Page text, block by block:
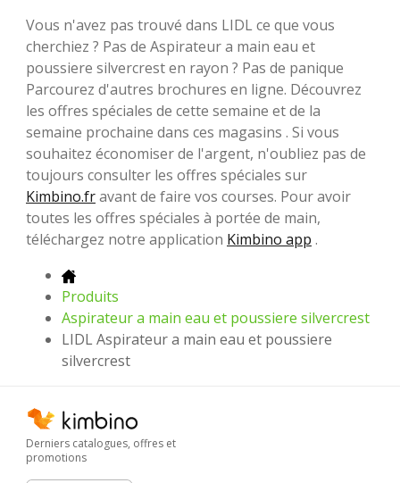
Vous n'avez pas trouvé dans LIDL ce que vous
cherchiez ? Pas de Aspirateur a main eau et
poussiere silvercrest en rayon ? Pas de panique
Parcourez d'autres brochures en ligne. Découvrez
les offres spéciales de cette semaine et de la
semaine prochaine dans ces magasins . Si vous
souhaitez économiser de l'argent, n'oubliez pas de
toujours consulter les offres spéciales sur
Kimbino.fravant de faire vos courses. Pour avoir
toutes les offres spéciales à portée de main,
téléchargez notre application Kimbino app .
Produits
Aspirateur a main eau et poussiere silvercrest
LIDL Aspirateur a main eau et poussiere
silvercrest
Derniers catalogues, offres et
promotions